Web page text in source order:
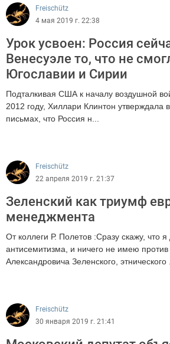
Freischütz
4 мая 2019 г. 22:38
Урок усвоен: Россия
Венесуэле то, что не
Югославии и Сирии
Подталкивая США к началу воздушной
2012 году, Хиллари Клинтон утверждала
письмах, что Россия н...
Freischütz
22 апреля 2019 г. 21:37
Зеленский как триумф
менеджмента
От коллеги Р. Полетов :Сразу скажу, что я
антисемитизма, и ничего не имею
Александровича Зеленского, этнического
Freischütz
30 января 2019 г. 21:41